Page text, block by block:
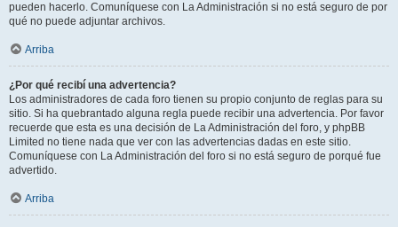
pueden hacerlo. Comuníquese con La Administración si no está seguro de por
qué no puede adjuntar archivos.
Arriba
¿Por qué recibí una advertencia?
Los administradores de cada foro tienen su propio conjunto de reglas para su
sitio. Si ha quebrantado alguna regla puede recibir una advertencia. Por favor
recuerde que esta es una decisión de La Administración del foro, y phpBB
Limited no tiene nada que ver con las advertencias dadas en este sitio.
Comuníquese con La Administración del foro si no está seguro de porqué fue
advertido.
Arriba